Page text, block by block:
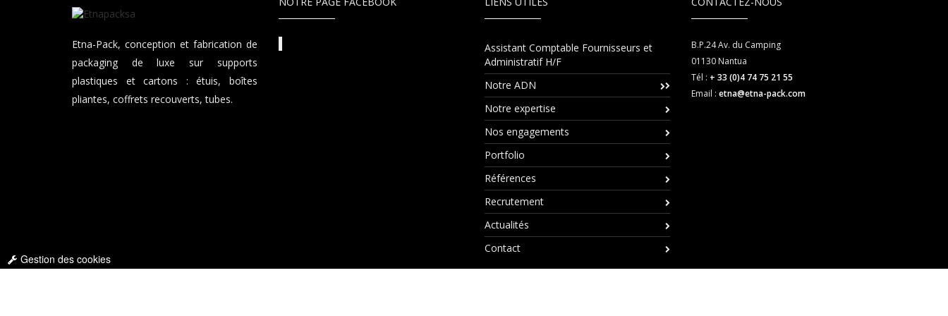
Etna-Pack, conception et fabrication de
packaging de luxe sur supports
plastiques et cartons : étuis, boîtes
pliantes, coffrets recouverts, tubes.
Assistant Comptable Fournisseurs et
Administratif H/F
Notre ADN
Notre expertise
Nos engagements
Portfolio
Références
Recrutement
Actualités
Contact
B.P.24 Av. du Camping
01130 Nantua
Tél : + 33 (0)4 74 75 21 55
Email : etna@etna-pack.com
Gestion des cookies